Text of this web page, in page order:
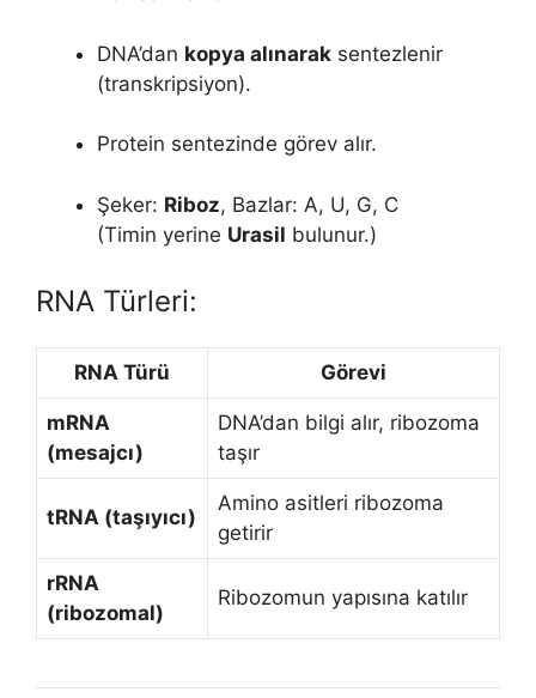
DNA’dan kopya alınarak sentezlenir
(transkripsiyon).
Protein sentezinde görev alır.
Şeker: Riboz, Bazlar: A, U, G, C
(Timin yerine Urasil bulunur.)
RNA Türleri:
RNA Türü Görevi
mRNA
(mesajcı)
DNA’dan bilgi alır, ribozoma
taşır
tRNA (taşıyıcı)
Amino asitleri ribozoma
getirir
rRNA
(ribozomal)
Ribozomun yapısına katılır